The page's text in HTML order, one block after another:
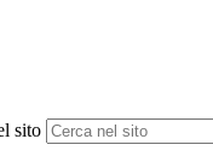
sito